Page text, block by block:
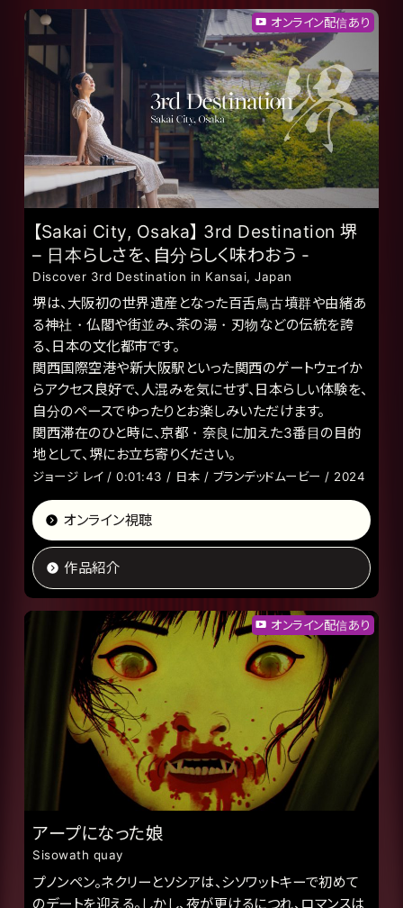
オンライン配信あり
【Sakai City, Osaka】 3rd Destination 堺
– 日本らしさを、自分らしく味わおう -
Discover 3rd Destination in Kansai, Japan
堺は、大阪初の世界遺産となった百舌鳥古墳群や由緒あ
る神社・仏閣や街並み、茶の湯・刃物などの伝統を誇
る、日本の文化都市です。
関西国際空港や新大阪駅といった関西のゲートウェイか
らアクセス良好で、人混みを気にせず、日本らしい体験を、
自分のペースでゆったりとお楽しみいただけます。
関西滞在のひと時に、京都・奈良に加えた3番目の目的
地として、堺にお立ち寄りください。
ジョージ レイ / 0:01:43 / 日本 / ブランデッドムービー / 2024
オンライン視聴
作品紹介
オンライン配信あり
アープになった娘
Sisowath quay
プノンペン。ネクリーとソシアは、シソワットキーで初めて
のデートを迎える。しかし、夜が更けるにつれ、ロマンスは